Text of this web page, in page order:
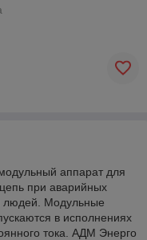
аппарат для
при аварийных
людей. Модульные
в исполнениях
тока. АДМ Энерго